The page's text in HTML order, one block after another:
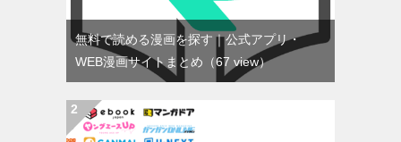
無料で読める漫画を探す｜公式アプリ・
WEB漫画サイトまとめ （67 view）